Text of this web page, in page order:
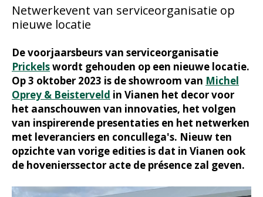
Netwerkevent van serviceorganisatie op
nieuwe locatie
De voorjaarsbeurs van serviceorganisatie
Prickelswordt gehouden op een nieuwe locatie.
Op 3 oktober 2023 is de showroom van Michel
Oprey & Beisterveld in Vianen het decor voor
het aanschouwen van innovaties, het volgen
van inspirerende presentaties en het netwerken
met leveranciers en concullega's. Nieuw ten
opzichte van vorige edities is dat in Vianen ook
de hovenierssector acte de présence zal geven.